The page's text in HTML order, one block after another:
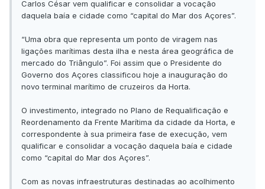
Carlos César vem qualificar e consolidar a vocação
daquela baía e cidade como “capital do Mar dos Açores”.
“Uma obra que representa um ponto de viragem nas
ligações marítimas desta ilha e nesta área geográfica de
mercado do Triângulo”. Foi assim que o Presidente do
Governo dos Açores classificou hoje a inauguração do
novo terminal marítimo de cruzeiros da Horta.
O investimento, integrado no Plano de Requalificação e
Reordenamento da Frente Marítima da cidade da Horta, e
correspondente à sua primeira fase de execução, vem
qualificar e consolidar a vocação daquela baía e cidade
como “capital do Mar dos Açores”.
Com as novas infraestruturas destinadas ao acolhimento